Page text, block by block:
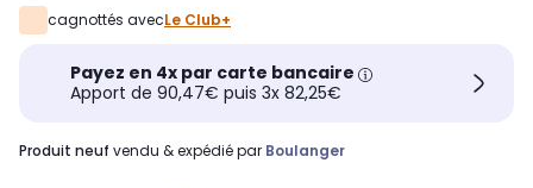
cagnottés avecLe Club+
Payez en 4x par carte bancaire
Apport de 90,47€ puis 3x 82,25€
produit neuf vendu & expédié par Boulanger